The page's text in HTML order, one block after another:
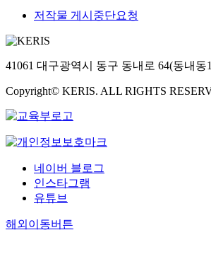
저작물 게시중단요청
41061 대구광역시 동구 동내로 64(동내동
Copyright© KERIS. ALL RIGHTS
네이버 블로그
인스타그램
유튜브
해외이동버튼